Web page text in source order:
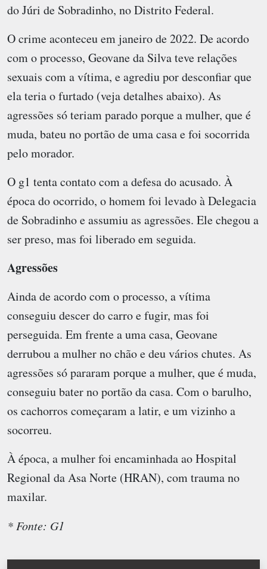
do Júri de Sobradinho, no Distrito Federal.
O crime aconteceu em janeiro de 2022. De acordo
com o processo, Geovane da Silva teve relações
sexuais com a vítima, e agrediu por desconfiar que
ela teria o furtado (veja detalhes abaixo). As
agressões só teriam parado porque a mulher, que é
muda, bateu no portão de uma casa e foi socorrida
pelo morador.
O g1 tenta contato com a defesa do acusado. À
época do ocorrido, o homem foi levado à Delegacia
de Sobradinho e assumiu as agressões. Ele chegou a
ser preso, mas foi liberado em seguida.
Agressões
Ainda de acordo com o processo, a vítima
conseguiu descer do carro e fugir, mas foi
perseguida. Em frente a uma casa, Geovane
derrubou a mulher no chão e deu vários chutes. As
agressões só pararam porque a mulher, que é muda,
conseguiu bater no portão da casa. Com o barulho,
os cachorros começaram a latir, e um vizinho a
socorreu.
À época, a mulher foi encaminhada ao Hospital
Regional da Asa Norte (HRAN), com trauma no
maxilar.
* Fonte: G1